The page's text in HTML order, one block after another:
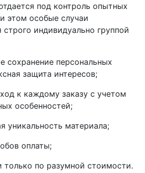
под контроль опытных
этом особые случаи
индивидуально группой
сохранение персональных
защита интересов;
к каждому заказу с учетом
особенностей;
уникальность материала;
оплаты;
только по разумной стоимости.